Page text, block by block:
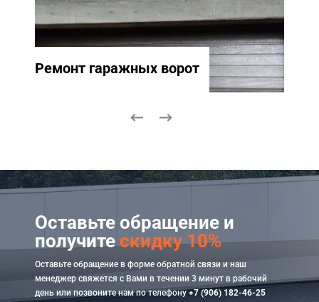
Ремонт гаражных ворот
Оставьте обращение и
получитескидку 10%
Оставьте обращение в форме обратной связи и наш
менеджер свяжется с Вами в течении 3 минут в рабочий
день или позвоните нам по телефону+7 (906) 182-46-25